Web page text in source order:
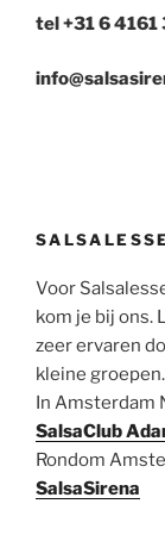
tel +31 6 4161
Voor
kom je bij ons.
zeer ervaren
kleine
In Amsterdam
SalsaClub
Rondom
SalsaSirena